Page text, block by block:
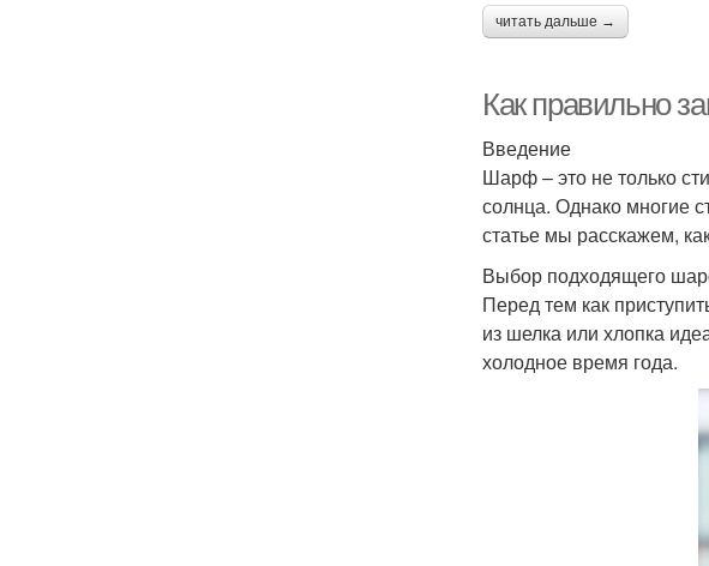
читать дальше →
Как правильно
Введение
Шарф – это не только
солнца. Однако многие
статье мы расскажем,
Выбор подходящего
Перед тем как
из шелка или хлопка
холодное время года.